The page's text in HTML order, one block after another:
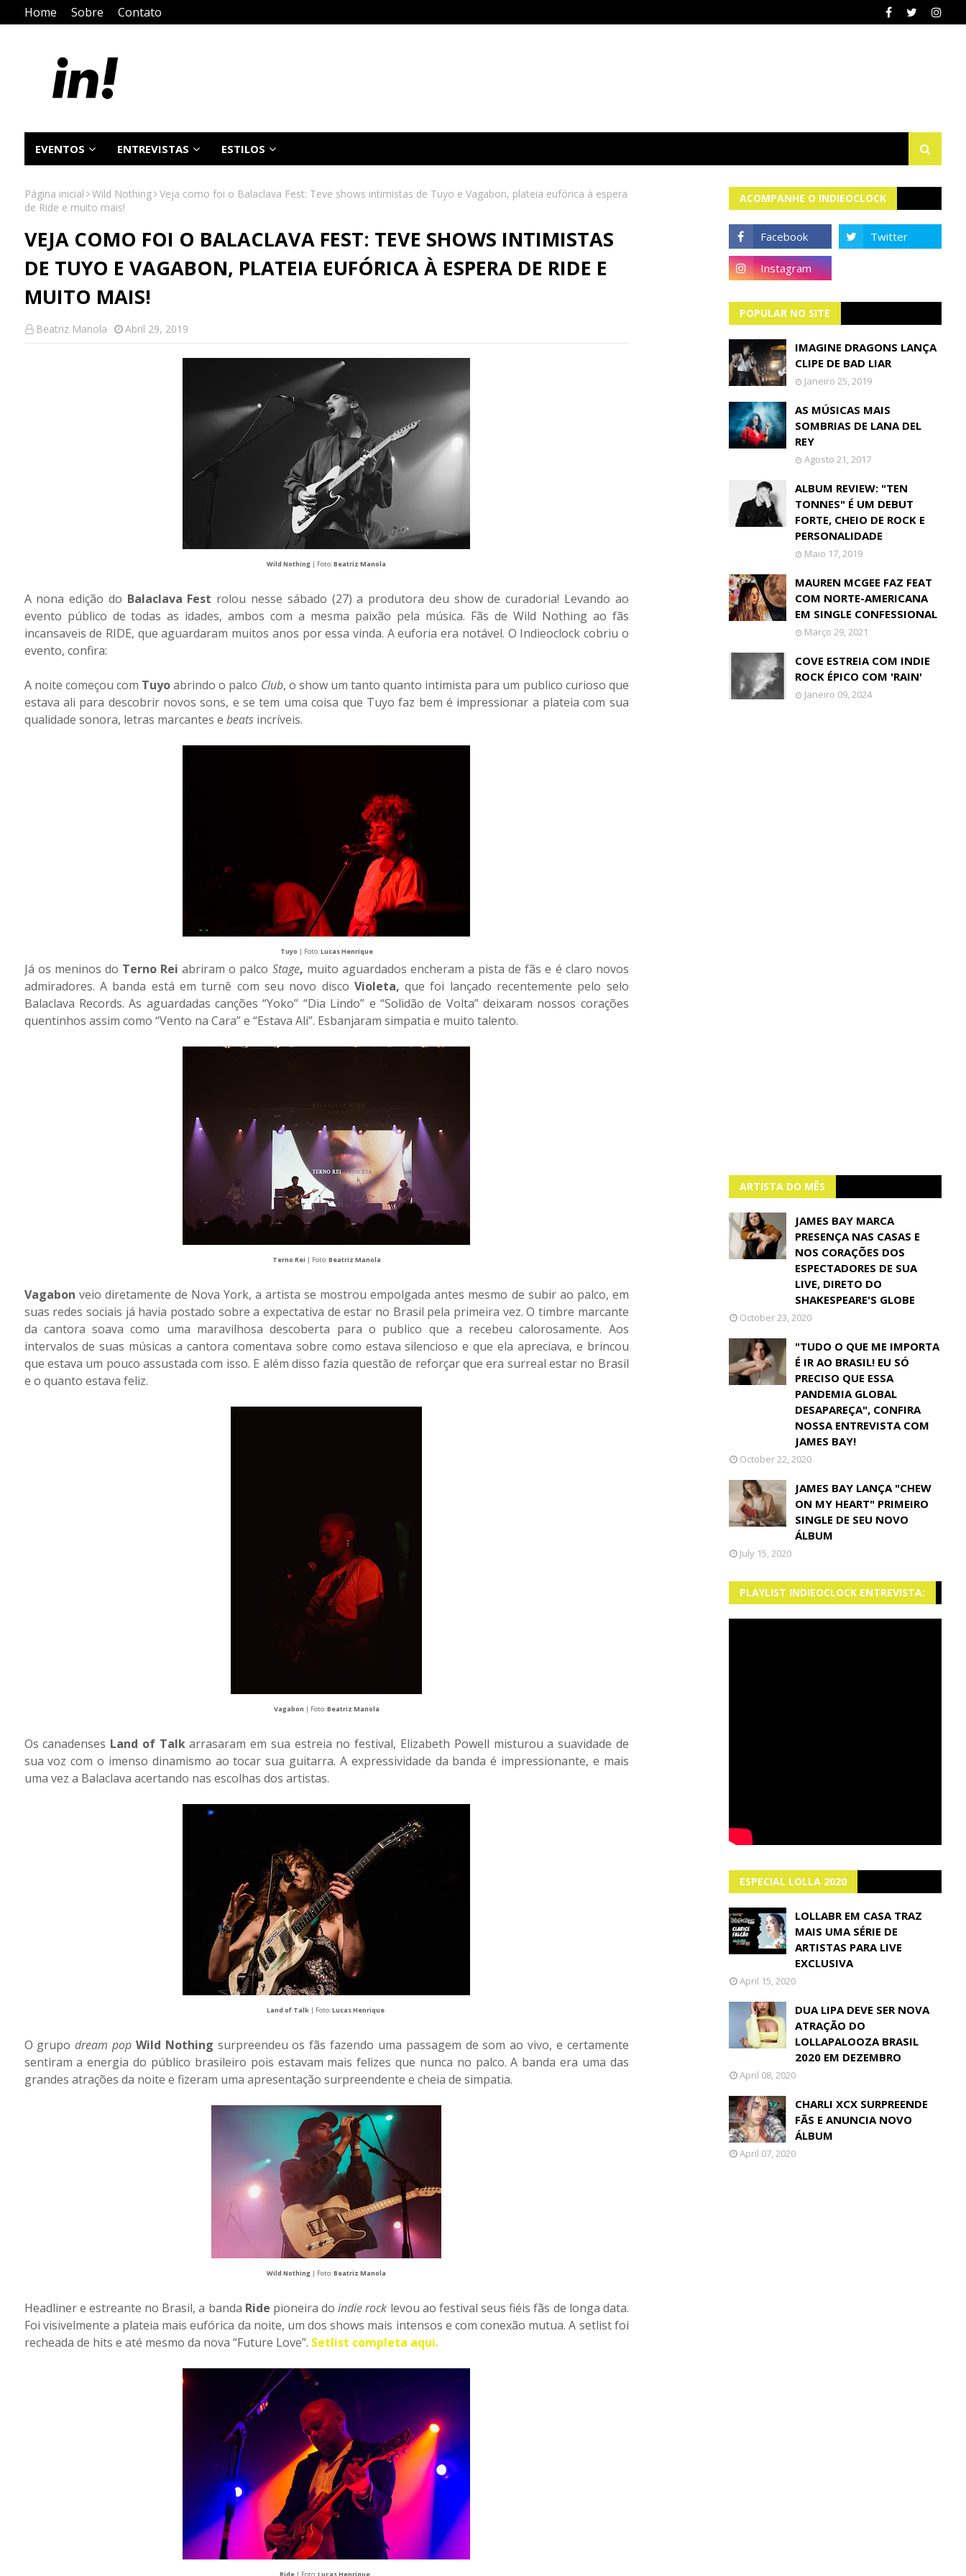
Home Sobre Contato
EVENTOS ENTREVISTAS ESTILOS
Página inicial Wild Nothing
Veja como foi o Balaclava Fest: Teve shows intimistas de Tuyo e Vagabon, plateia eufórica à espera
de Ride e muito mais!
VEJA COMO FOI O BALACLAVA FEST: TEVE SHOWS INTIMISTAS
DE TUYO E VAGABON, PLATEIA EUFÓRICA À ESPERA DE RIDE E
MUITO MAIS!
Beatriz Manola Abril 29, 2019
Wild Nothing | Foto:Beatriz Manola
A nona edição do Balaclava Fest rolou nesse sábado (27) a produtora deu show de curadoria! Levando ao
evento público de todas as idades, ambos com a mesma paixão pela música. Fãs de Wild Nothing ao fãs
incansaveis de RIDE, que aguardaram muitos anos por essa vinda. A euforia era notável. O Indieoclock cobriu o
evento, confira:
A noite começou com Tuyoabrindo o palco Club, o show um tanto quanto intimista para um publico curioso que
estava ali para descobrir novos sons, e se tem uma coisa que Tuyo faz bem é impressionar a plateia com sua
qualidade sonora, letras marcantes e beats incríveis.
Tuyo | Foto:Lucas Henrique
Já os meninos do Terno Reiabriram o palco Stage, muito aguardados encheram a pista de fãs e é claro novos
admiradores. A banda está em turnê com seu novo disco Violeta, que foi lançado recentemente pelo selo
Balaclava Records. As aguardadas canções “Yoko” “Dia Lindo” e “Solidão de Volta” deixaram nossos corações
quentinhos assim como “Vento na Cara” e “Estava Ali”. Esbanjaram simpatia e muito talento.
Terno Rei | Foto:Beatriz Manola
Vagabon veio diretamente de Nova York, a artista se mostrou empolgada antes mesmo de subir ao palco, em
suas redes sociais já havia postado sobre a expectativa de estar no Brasil pela primeira vez. O timbre marcante
da cantora soava como uma maravilhosa descoberta para o publico que a recebeu calorosamente. Aos
intervalos de suas músicas a cantora comentava sobre como estava silencioso e que ela apreciava, e brincou
que estava um pouco assustada com isso. E além disso fazia questão de reforçar que era surreal estar no Brasil
e o quanto estava feliz.
Vagabon | Foto:Beatriz Manola
Os canadenses Land of Talkarrasaram em sua estreia no festival, Elizabeth Powell misturou a suavidade de
sua voz com o imenso dinamismo ao tocar sua guitarra. A expressividade da banda é impressionante, e mais
uma vez a Balaclava acertando nas escolhas dos artistas.
Land of Talk | Foto:Lucas Henrique
O grupodream pop Wild Nothing surpreendeu os fãs fazendo uma passagem de som ao vivo, e certamente
sentiram a energia do público brasileiro pois estavam mais felizes que nunca no palco. A banda era uma das
grandes atrações da noite e fizeram uma apresentação surpreendente e cheia de simpatia.
Wild Nothing | Foto:Beatriz Manola
Headliner e estreante no Brasil, a banda Ride pioneira doindie rock levou ao festival seus fiéis fãs de longa data.
Foi visivelmente a plateia mais eufórica da noite, um dos shows mais intensos e com conexão mutua. A setlist foi
recheada de hits e até mesmo da nova “Future Love”. Setlist completa aqui.
ACOMPANHE O INDIEOCLOCK
POPULAR NO SITE
IMAGINE DRAGONS LANÇA
CLIPE DE BAD LIAR
Janeiro 25, 2019
AS MÚSICAS MAIS
SOMBRIAS DE LANA DEL
REY
Agosto 21, 2017
ALBUM REVIEW: "TEN
TONNES" É UM DEBUT
FORTE, CHEIO DE ROCK E
PERSONALIDADE
Maio 17, 2019
MAUREN MCGEE FAZ FEAT
COM NORTE-AMERICANA
EM SINGLE CONFESSIONAL
Março 29, 2021
COVE ESTREIA COM INDIE
ROCK ÉPICO COM 'RAIN'
Janeiro 09, 2024
ARTISTA DO MÊS
JAMES BAY MARCA
PRESENÇA NAS CASAS E
NOS CORAÇÕES DOS
ESPECTADORES DE SUA
LIVE, DIRETO DO
SHAKESPEARE'S GLOBE
October 23, 2020
"TUDO O QUE ME IMPORTA
É IR AO BRASIL! EU SÓ
PRECISO QUE ESSA
PANDEMIA GLOBAL
DESAPAREÇA", CONFIRA
NOSSA ENTREVISTA COM
JAMES BAY!
October 22, 2020
JAMES BAY LANÇA "CHEW
ON MY HEART" PRIMEIRO
SINGLE DE SEU NOVO
ÁLBUM
July 15, 2020
PLAYLIST INDIEOCLOCK ENTREVISTA:
ESPECIAL LOLLA 2020
LOLLABR EM CASA TRAZ
MAIS UMA SÉRIE DE
ARTISTAS PARA LIVE
EXCLUSIVA
April 15, 2020
DUA LIPA DEVE SER NOVA
ATRAÇÃO DO
LOLLAPALOOZA BRASIL
2020 EM DEZEMBRO
April 08, 2020
CHARLI XCX SURPREENDE
FÃS E ANUNCIA NOVO
ÁLBUM
April 07, 2020